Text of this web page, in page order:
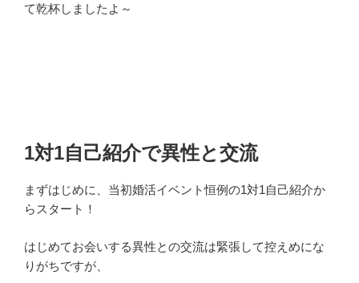
て乾杯しましたよ～
1対1自己紹介で異性と交流
まずはじめに、当初婚活イベント恒例の1対1自己紹介か
らスタート！
はじめてお会いする異性との交流は緊張して控えめにな
りがちですが、